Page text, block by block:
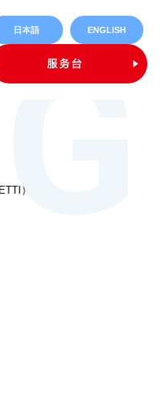
日本語 ENGLISH
）